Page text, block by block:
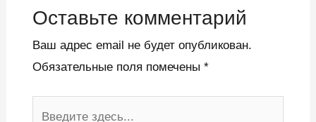
Оставьте комментарий
Ваш адрес email не будет опубликован.
Обязательные поля помечены *